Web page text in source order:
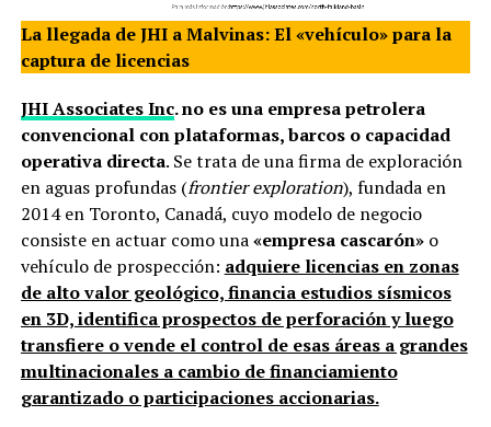
La llegada de JHI a Malvinas: El «vehículo» para la
captura de licencias
JHI Associates Inc. no es una empresa petrolera
convencional con plataformas, barcos o capacidad
operativa directa. Se trata de una firma de exploración
en aguas profundas (frontier exploration), fundada en
2014 en Toronto, Canadá, cuyo modelo de negocio
consiste en actuar como una«empresa cascarón»o
vehículo de prospección: adquiere licencias en zonas
de alto valor geológico, financia estudios sísmicos
en 3D, identifica prospectos de perforación y luego
transfiere o vende el control de esas áreas a grandes
multinacionales a cambio de financiamiento
garantizado o participaciones accionarias.